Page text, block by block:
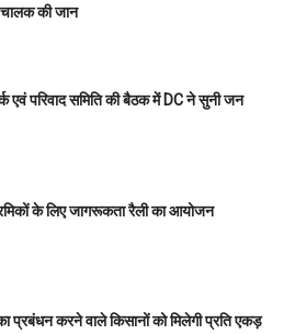
की जान
एवं परिवाद समिति की बैठक में DC ने सुनी जन
के लिए जागरूकता रैली का आयोजन
करने वाले किसानों को मिलेगी प्रति एकड़